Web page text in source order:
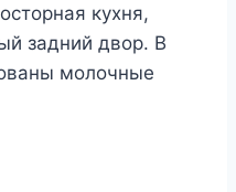
кухня,
задний двор. В
молочные